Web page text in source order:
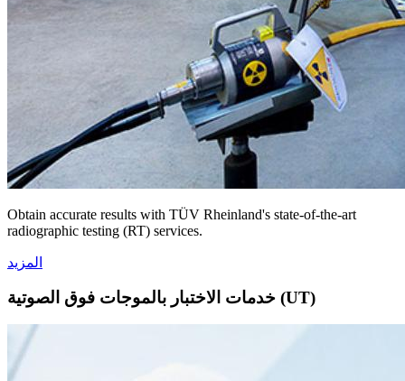
Obtain accurate results with TÜV Rheinland's state-of-the-art
radiographic testing (RT) services.
المزيد
خدمات الاختبار بالموجات فوق الصوتية (UT)